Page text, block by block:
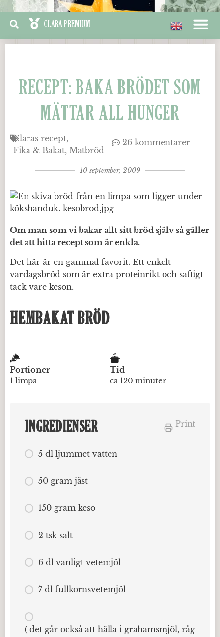
RECEPT: BAKA BRÖDET SOM
MÄTTAR ALL HUNGER
Claras recept
Fika & Bakat Matbröd
26 kommentarer
10 september, 2009
Om man som vi bakar allt sitt bröd själv så gäller
det att hitta recept som är enkla.
Det här är en gammal favorit. Ett enkelt
vardagsbröd som är extra proteinrikt och saftigt
tack vare keson.
HEMBAKAT BRÖD
Portioner
1 limpa
Tid
ca 120 minuter
Print
INGREDIENSER
5 dl ljummet vatten
50 gram jäst
150 gram keso
2 tsk salt
6 dl vanligt vetemjöl
7 dl fullkornsvetemjöl
( det går också att hälla i grahamsmjöl, råg